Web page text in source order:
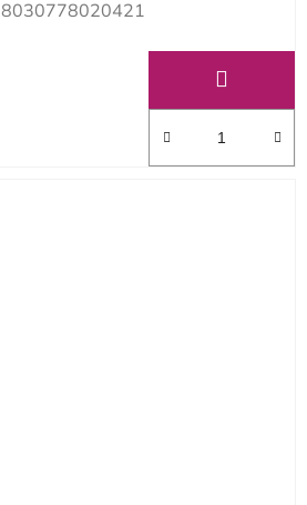
8030778020421